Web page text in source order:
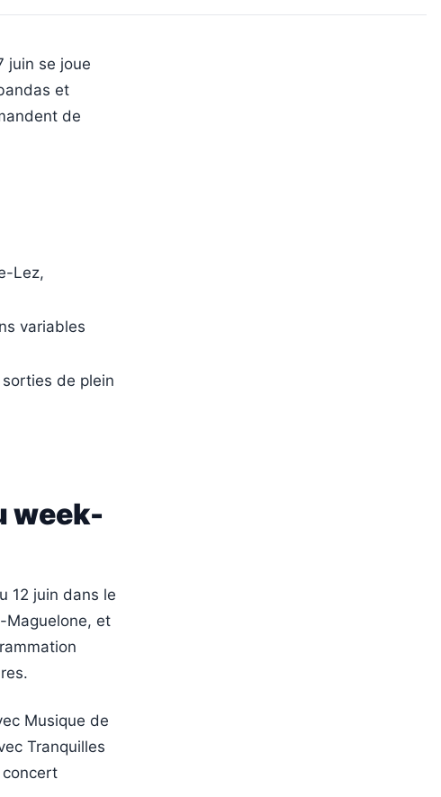
juin se joue
et
de
Lez,
variables
de plein
week-
12 juin dans le
Maguelone, et
Musique de
Tranquilles